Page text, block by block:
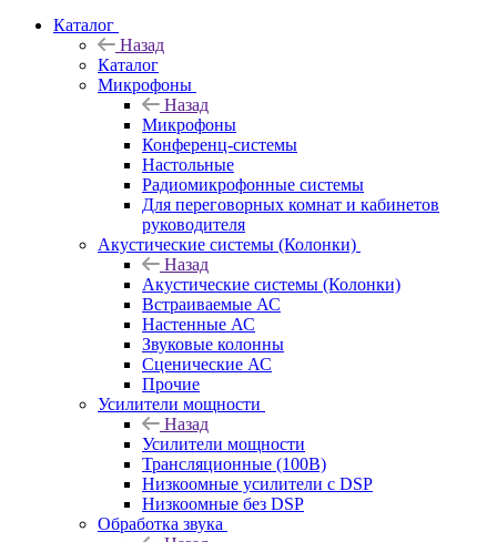
Каталог
Назад
Каталог
Микрофоны
Назад
Микрофоны
Конференц-системы
Настольные
Радиомикрофонные системы
Для переговорных комнат и кабинетов
руководителя
Акустические системы (Колонки)
Назад
Акустические системы (Колонки)
Встраиваемые АС
Настенные АС
Звуковые колонны
Сценические АС
Прочие
Усилители мощности
Назад
Усилители мощности
Трансляционные (100В)
Низкоомные усилители с DSP
Низкоомные без DSP
Обработка звука